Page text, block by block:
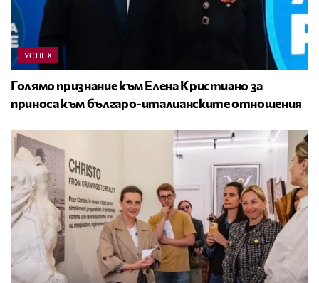
УСПЕХ
Голямо признание към Елена Кристиано за
приноса към българо-италианските отношения